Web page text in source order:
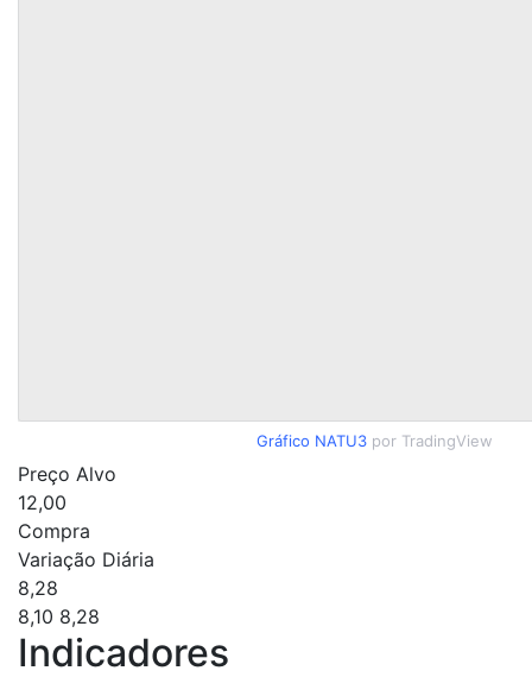
Gráfico NATU3 por TradingView
Preço Alvo
12,00
Compra
Variação Diária
8,28
8,10 8,28
Indicadores